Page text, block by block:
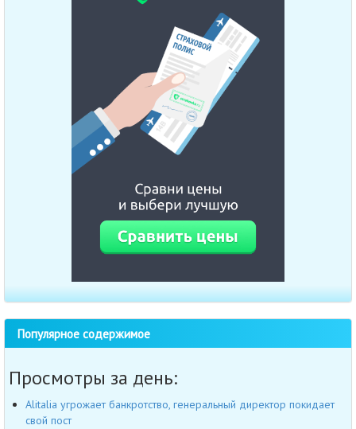
Популярное содержимое
Просмотры за день:
Alitalia угрожает банкротство, генеральный директор покидает
свой пост